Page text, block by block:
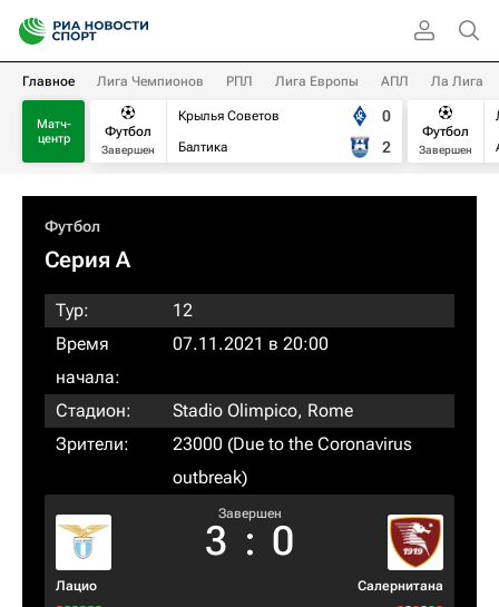
Главное Лига Чемпионов РПЛ Лига Европы АПЛ Ла Лига
Матч-
центр
Футбол
Завершен
Крылья Советов
Балтика
0
2
Футбол
Завершен
Футбол
Серия А
Тур:
12
Время
начала:
07.11.2021 в 20:00
Стадион:
Stadio Olimpico, Rome
Зрители:
23000 (Due to the Coronavirus
outbreak)
Лацио
Завершен
3 : 0
Салернитана